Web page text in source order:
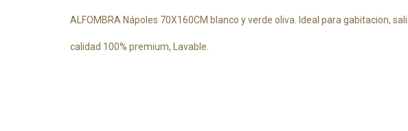
ALFOMBRA Nápoles 70X160CM blanco y verde oliva. Ideal para gabitacion,
calidad 100% premium, Lavable.